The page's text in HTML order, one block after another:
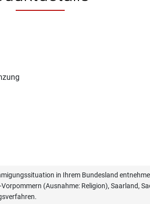
in Ihrem Bundesland
(Ausnahme: Religion), Saarland,